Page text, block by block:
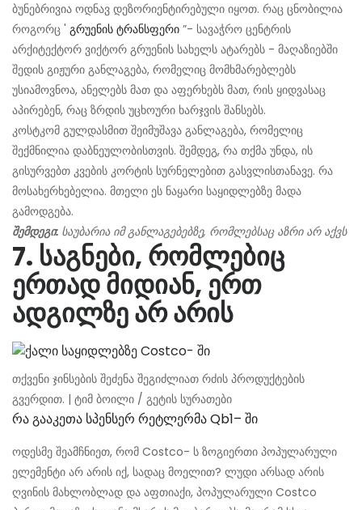
ბუნებრივია ოდნავ დეზორიენტირებული იყოთ. რაც ცნობილია
როგორც ' გრუენის ტრანსფერი ”- სავაჭრო ცენტრის
არქიტექტორ ვიქტორ გრუენის სახელს ატარებს - მაღაზიებში
შედის გიჟური განლაგება, რომელიც მომხმარებლებს
უსიამოვნოა, ანელებს მათ და აფერხებს მათ, რის ყიდვასაც
აპირებენ, რაც ზრდის უცხოური ხარჯვის შანსებს.
კოსტკომ გულდასმით შეიმუშავა განლაგება, რომელიც
შექმნილია დაბნეულობისთვის. შემდეგ, რა თქმა უნდა, ის
გისურვებთ კვების კორტის სურნელებით გასვლისთანავე. რა
მოსახერხებელია. მთელი ეს ნაყარი საყიდლებზე მადა
გამოდგება.
შემდეგი: საუბარია იმ განლაგებებზე, რომლებსაც აზრი არ აქვს
7. საგნები, რომლებიც
ერთად მიდიან, ერთ
ადგილზე არ არის
თქვენი ჯინსების შეძენა შეგიძლიათ რძის პროდუქტების
გვერდით. | ტიმ ბოილი / გეტის სურათები
Რა Გააკეთა Სპენსერ Რეტლერმა Qb1– Ში
ოდესმე შეამჩნიეთ, რომ Costco- ს ზოგიერთი პოპულარული
ელემენტი არ არის იქ, სადაც მოელით? ლუდი არსად არის
ღვინის მახლობლად და აფთიაქი, პოპულარული Costco